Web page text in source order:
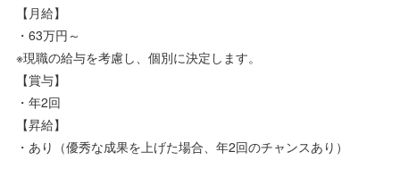
【月給】
・63万円～
※現職の給与を考慮し、個別に決定します。
【賞与】
・年2回
【昇給】
・あり（優秀な成果を上げた場合、年2回のチャンスあり）